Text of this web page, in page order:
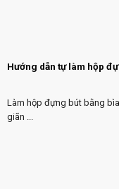
Hướng dẫn tự làm hộp
Làm hộp đựng bút bằng
giãn ...